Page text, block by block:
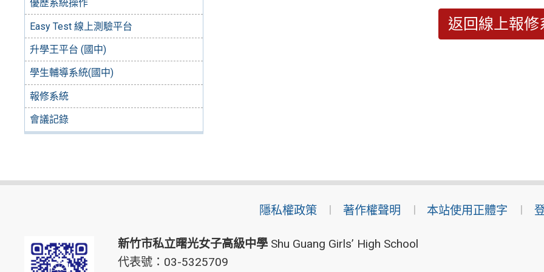
優歷系統操作
Easy Test 線上測驗平台
升學王平台 (國中)
學生輔導系統(國中)
報修系統
會議記錄
返回線上報修
隱私權政策 著作權聲明 本站使用正體字
新竹市私立曙光女子高級中學Shu Guang Girls’ High School
代表號：03-5325709